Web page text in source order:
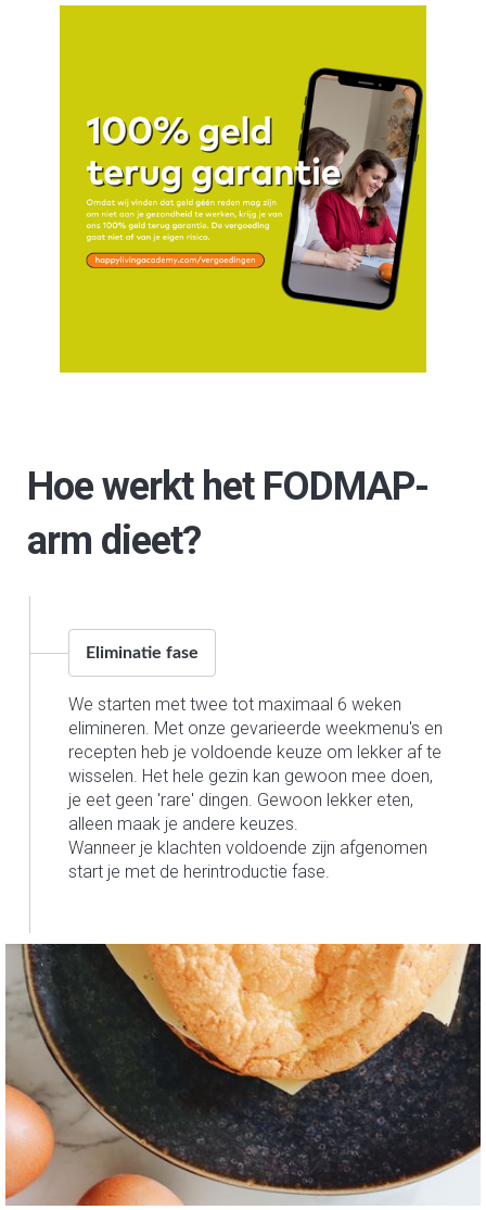
Hoe werkt het FODMAP-
arm dieet?
Eliminatie fase
We starten met twee tot maximaal 6 weken
elimineren. Met onze gevarieerde weekmenu's en
recepten heb je voldoende keuze om lekker af te
wisselen. Het hele gezin kan gewoon mee doen,
je eet geen 'rare' dingen. Gewoon lekker eten,
alleen maak je andere keuzes.
Wanneer je klachten voldoende zijn afgenomen
start je met de herintroductie fase.